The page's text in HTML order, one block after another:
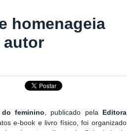
homenageia
autor
do feminino, publicado pela
Editora
e-book e livro físico, foi organizado